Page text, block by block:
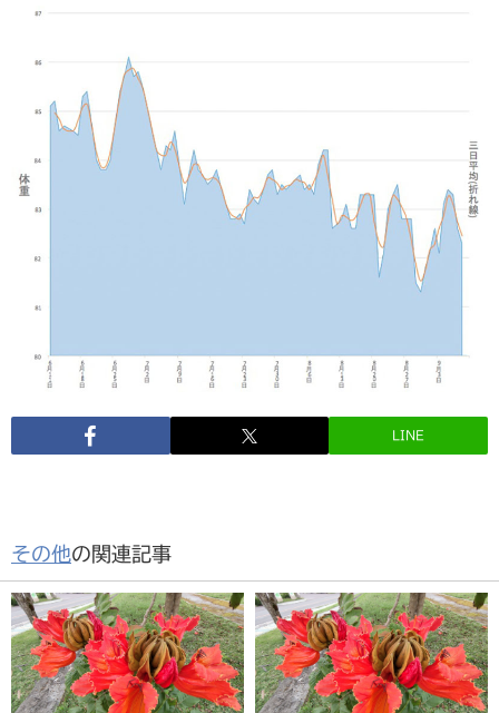
LINE
その他の関連記事